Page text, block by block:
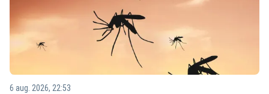
6 aug. 2026, 22:53